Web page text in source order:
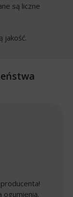
są liczne
jakość.